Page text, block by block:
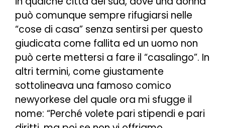
può comunque sempre rifugiarsi nelle
“cose di casa” senza sentirsi per questo
giudicata come fallita ed un uomo non
può certe mettersi a fare il “casalingo”. In
altri termini, come giustamente
sottolineava una famoso comico
newyorkese del quale ora mi sfugge il
nome: “Perché volete pari stipendi e pari